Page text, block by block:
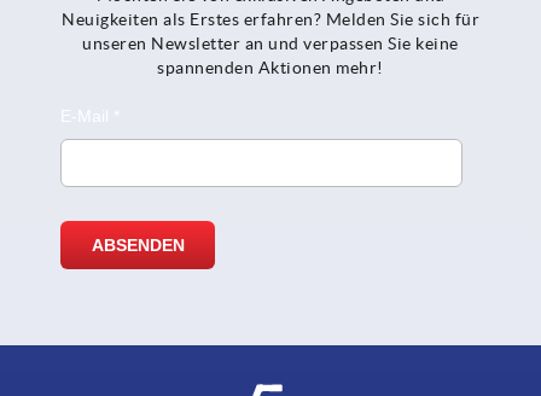
Neuigkeiten als Erstes erfahren? Melden Sie sich für
unseren Newsletter an und verpassen Sie keine
spannenden Aktionen mehr!